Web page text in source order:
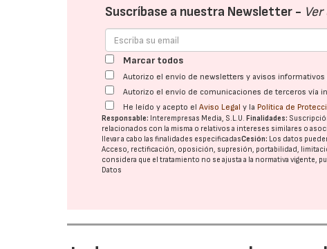
Suscríbase a nuestra Newsletter -
Marcar todos
Autorizo el envío de newsletters y avisos
Autorizo el envío de comunicaciones de terceros vía
He leído y acepto elAviso Legal y la Política de
Responsable: Interempresas Media, S.L.U. Finalidades:
relacionados con la misma o relativos a intereses similares o
llevar a cabo las finalidades especificadasCesión: Los datos
Acceso, rectificación, oposición, supresión, portabilidad,
considera que el tratamiento no se ajusta a la normativa vigente,
Datos